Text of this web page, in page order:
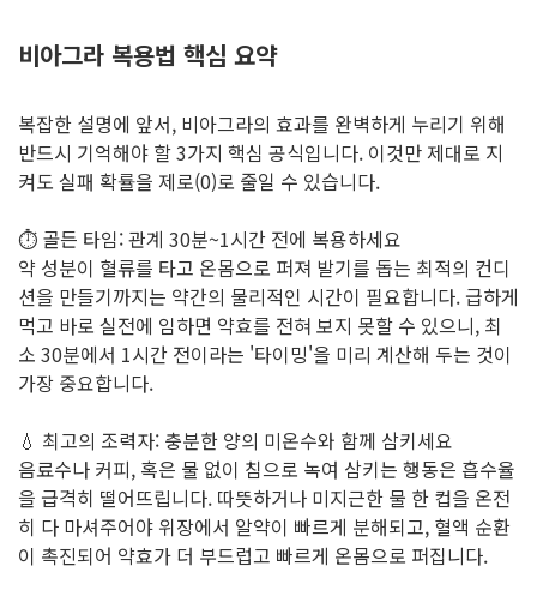
비아그라 복용법 핵심 요약
복잡한 설명에 앞서, 비아그라의 효과를 완벽하게 누리기 위해
반드시 기억해야 할 3가지 핵심 공식입니다. 이것만 제대로 지
켜도 실패 확률을 제로(0)로 줄일 수 있습니다.
⏱️ 골든 타임: 관계 30분~1시간 전에 복용하세요
약 성분이 혈류를 타고 온몸으로 퍼져 발기를 돕는 최적의 컨디
션을 만들기까지는 약간의 물리적인 시간이 필요합니다. 급하게
먹고 바로 실전에 임하면 약효를 전혀 보지 못할 수 있으니, 최
소 30분에서 1시간 전이라는 '타이밍'을 미리 계산해 두는 것이
가장 중요합니다.
💧 최고의 조력자: 충분한 양의 미온수와 함께 삼키세요
음료수나 커피, 혹은 물 없이 침으로 녹여 삼키는 행동은 흡수율
을 급격히 떨어뜨립니다. 따뜻하거나 미지근한 물 한 컵을 온전
히 다 마셔주어야 위장에서 알약이 빠르게 분해되고, 혈액 순환
이 촉진되어 약효가 더 부드럽고 빠르게 온몸으로 퍼집니다.